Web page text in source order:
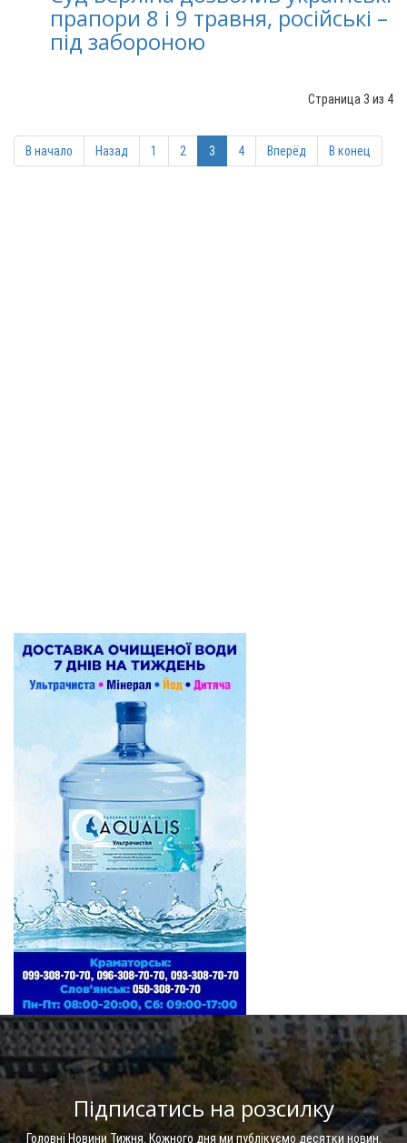
прапори 8 і 9 травня, російські –
під забороною
Страница 3 из 4
В начало Назад 1 2 3 4 Вперёд В конец
Підписатись на розсилку
Головні Новини Тижня. Кожного дня ми публікуємо десятки новин.